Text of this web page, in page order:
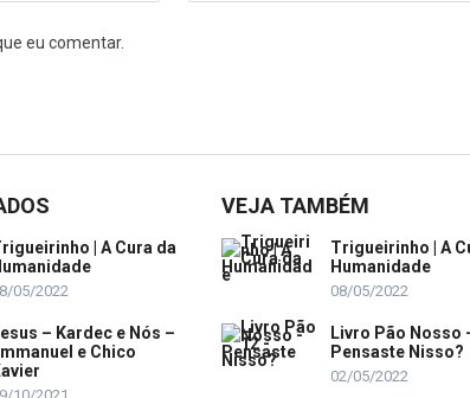
eu comentar.
| A Cura da
05/2022
– Kardec e Nós –
e Chico
VEJA TAMBÉM
Trigueirinho | A
Humanidade
08/05/2022
Livro Pão Nosso
Pensaste Nisso?
02/05/2022